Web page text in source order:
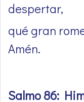
despertar,
qué gran
Amén.
Salmo 86: